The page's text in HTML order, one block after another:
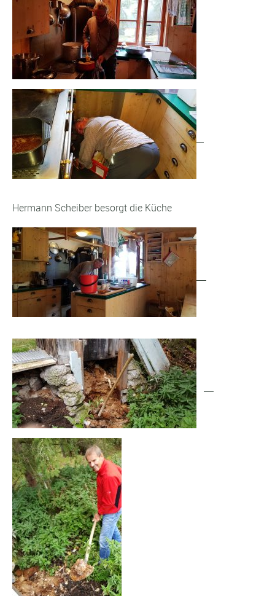
Hermann Scheiber besorgt die Küche